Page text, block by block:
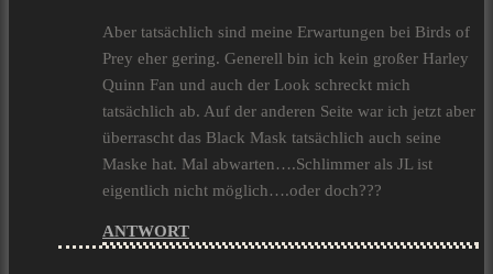
Aber tatsächlich sind meine Erwartungen bei Birds of
Prey eher gering. Generell bin ich kein großer Harley
Quinn Fan und auch der Look schreckt mich
tatsächlich ab. Auf der anderen Seite war ich jetzt aber
überrascht das Black Mask tatsächlich auch seine
Maske hat. Mal abwarten….Schlimmer als JL ist
eigentlich nicht möglich….oder doch???
ANTWORT